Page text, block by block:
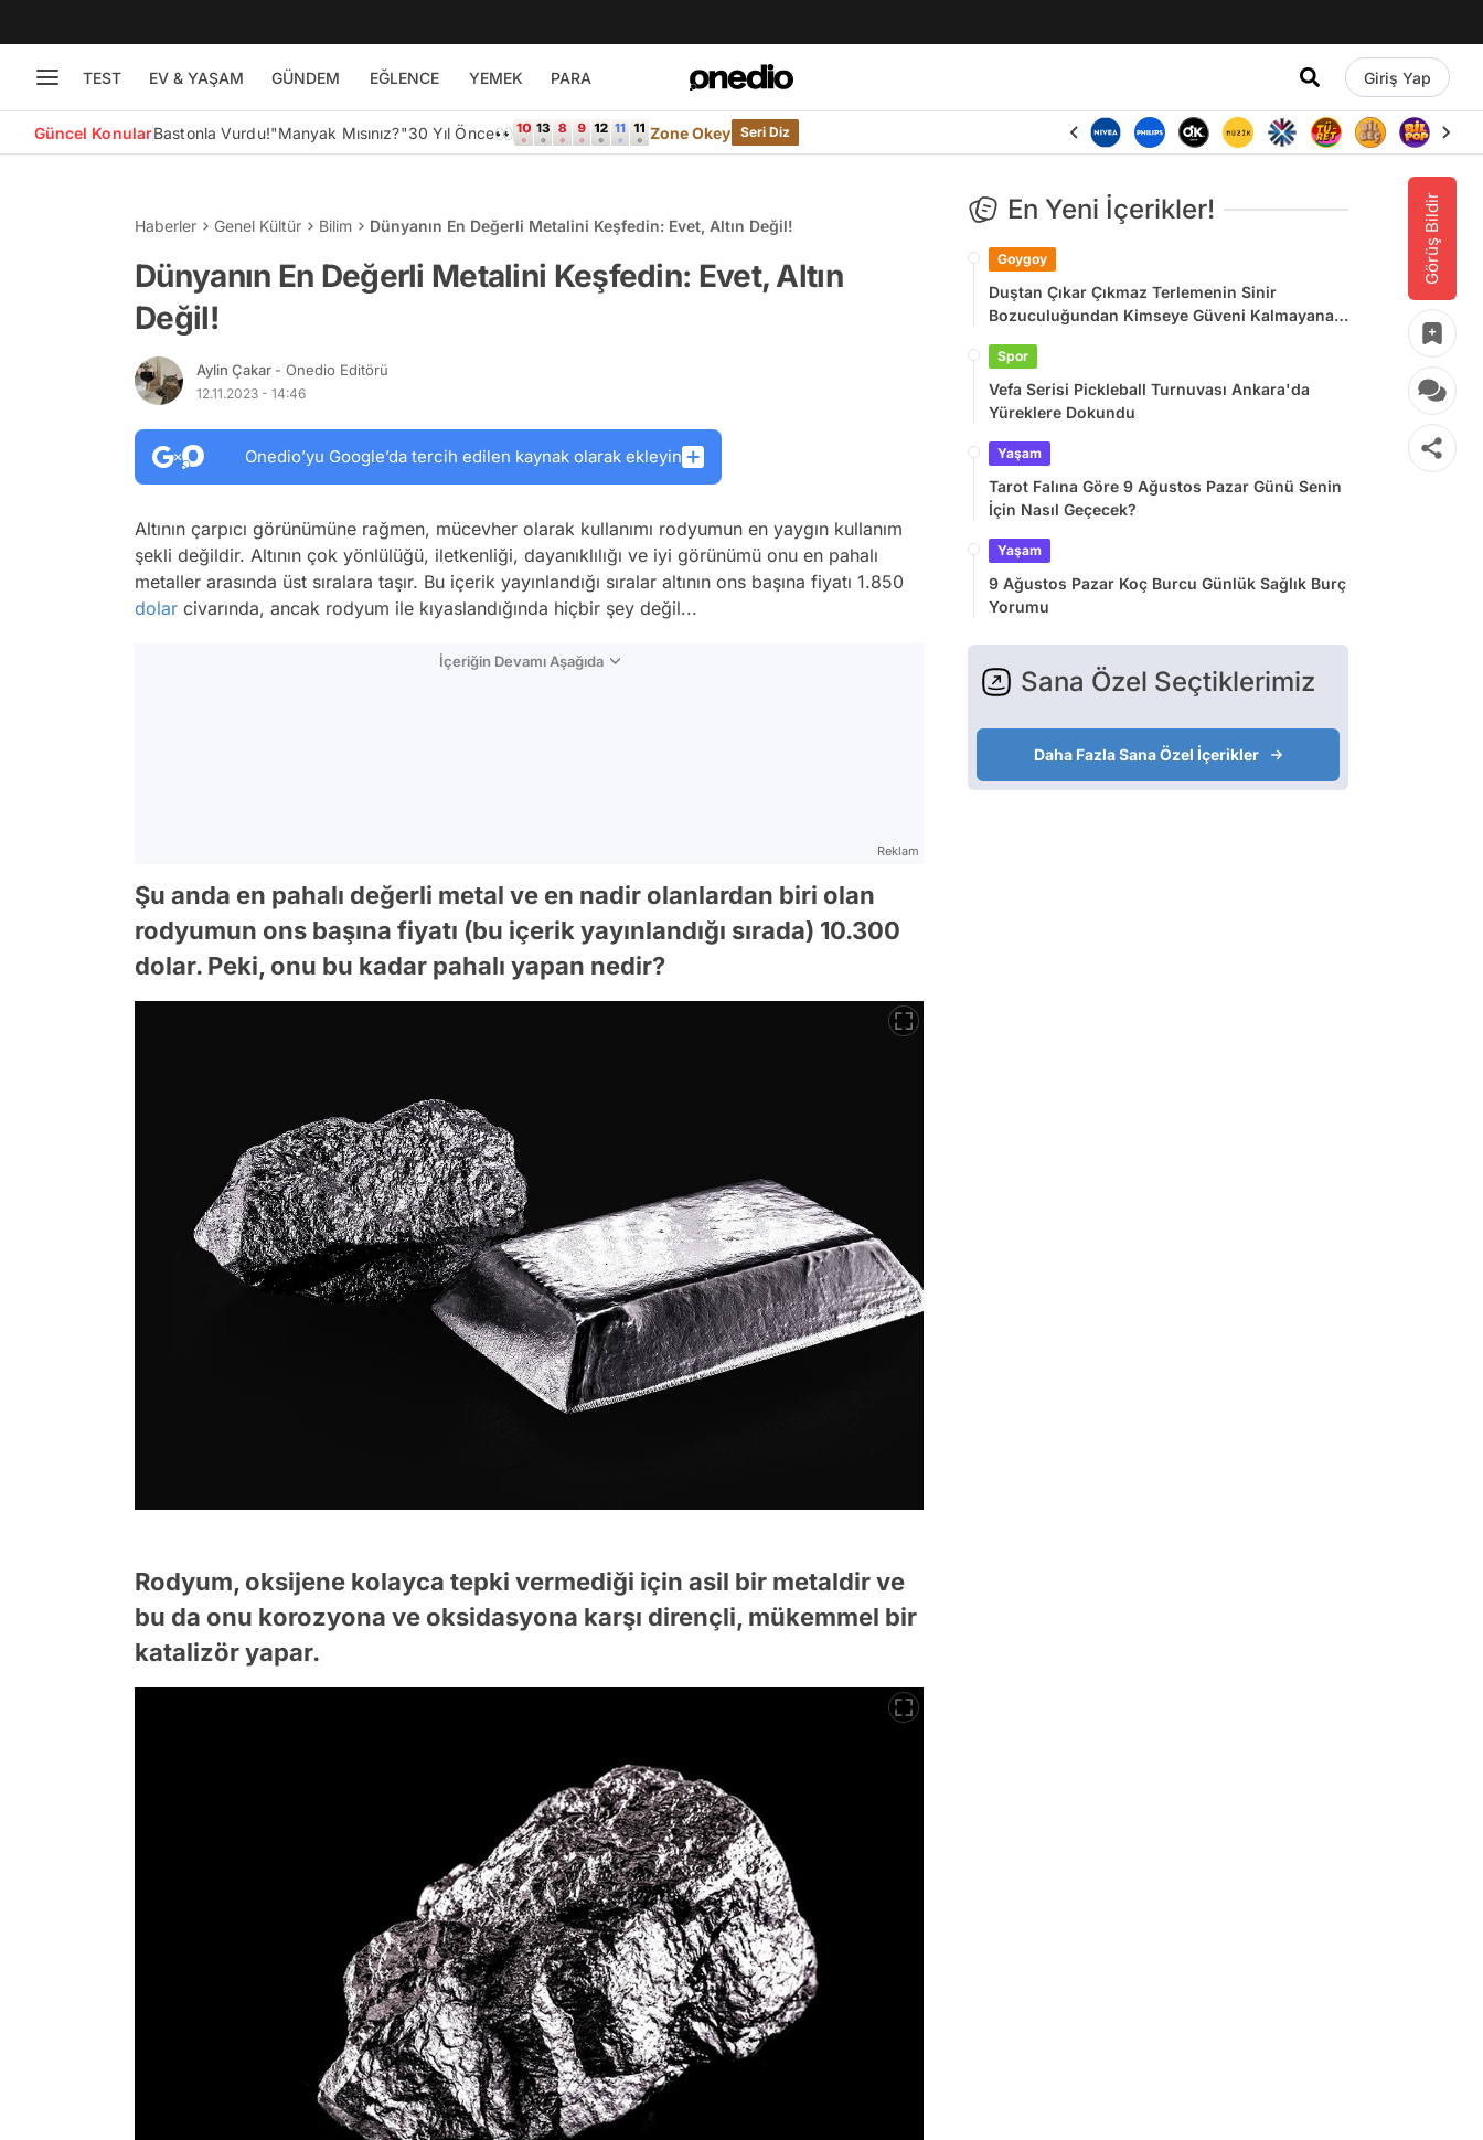
TEST EV & YAŞAM GÜNDEM EĞLENCE YEMEK PARA Giriş Yap
Güncel KonularBastonla Vurdu!"Manyak Mısınız?"30 Yıl Önce👀 Zone Okey Seri Diz
Görüş Bildir
Haberler Genel Kültür Bilim Dünyanın En Değerli Metalini Keşfedin: Evet, Altın Değil!
Dünyanın En Değerli Metalini Keşfedin: Evet, Altın
Değil!
Aylin Çakar - Onedio Editörü
12.11.2023 - 14:46
Onedio’yu Google’da tercih edilen kaynak olarak ekleyin
Altının çarpıcı görünümüne rağmen, mücevher olarak kullanımı rodyumun en yaygın kullanım
şekli değildir. Altının çok yönlülüğü, iletkenliği, dayanıklılığı ve iyi görünümü onu en pahalı
metaller arasında üst sıralara taşır. Bu içerik yayınlandığı sıralar altının ons başına fiyatı 1.850
dolar civarında, ancak rodyum ile kıyaslandığında hiçbir şey değil...
İçeriğin Devamı Aşağıda
Reklam
Şu anda en pahalı değerli metal ve en nadir olanlardan biri olan
rodyumun ons başına fiyatı (bu içerik yayınlandığı sırada) 10.300
dolar. Peki, onu bu kadar pahalı yapan nedir?
Rodyum, oksijene kolayca tepki vermediği için asil bir metaldir ve
bu da onu korozyona ve oksidasyona karşı dirençli, mükemmel bir
katalizör yapar.
En Yeni İçerikler!
Goygoy
Duştan Çıkar Çıkmaz Terlemenin Sinir
Bozuculuğundan Kimseye Güveni Kalmayana
Spor
Vefa Serisi Pickleball Turnuvası Ankara'da
Yüreklere Dokundu
Yaşam
Tarot Falına Göre 9 Ağustos Pazar Günü Senin
İçin Nasıl Geçecek?
Yaşam
9 Ağustos Pazar Koç Burcu Günlük Sağlık Burç
Yorumu
Sana Özel Seçtiklerimiz
Daha Fazla Sana Özel İçerikler